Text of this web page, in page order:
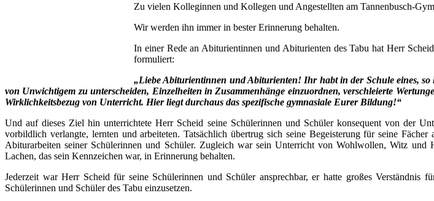
Zu vielen Kolleginnen und Kollegen und Angestellten am Tannenbusch-
Wir werden ihn immer in bester Erinnerung behalten.
In einer Rede an Abiturientinnen und Abiturienten des Tabu hat Herr
formuliert:
„Liebe Abiturientinnen und Abiturienten! Ihr habt in der Schule eines,
von Unwichtigem zu unterscheiden, Einzelheiten in Zusammenhänge einzuordnen, verschleierte
Wirklichkeitsbezug von Unterricht. Hier liegt durchaus das spezifische gymnasiale Eurer Bildung!“
Und auf dieses Ziel hin unterrichtete Herr Scheid seine Schülerinnen und Schüler konsequent von der
vorbildlich verlangte, lernten und arbeiteten. Tatsächlich übertrug sich seine Begeisterung für seine
Abiturarbeiten seiner Schülerinnen und Schüler. Zugleich war sein Unterricht von Wohlwollen, Witz und
Lachen, das sein Kennzeichen war, in Erinnerung behalten.
Jederzeit war Herr Scheid für seine Schülerinnen und Schüler ansprechbar, er hatte großes
Schülerinnen und Schüler des Tabu einzusetzen.